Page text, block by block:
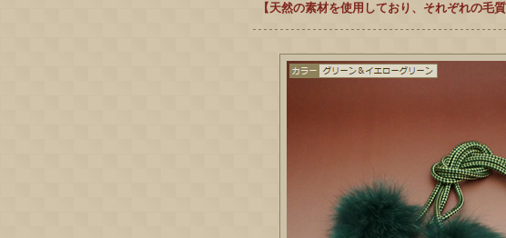
【天然の素材を使用しており、それぞれの毛